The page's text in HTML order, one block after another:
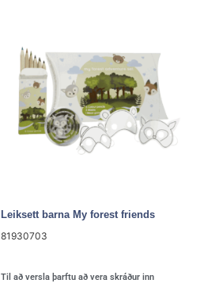
Leiksett barna My forest friends
81930703
Til að versla þarftu að vera skráður inn